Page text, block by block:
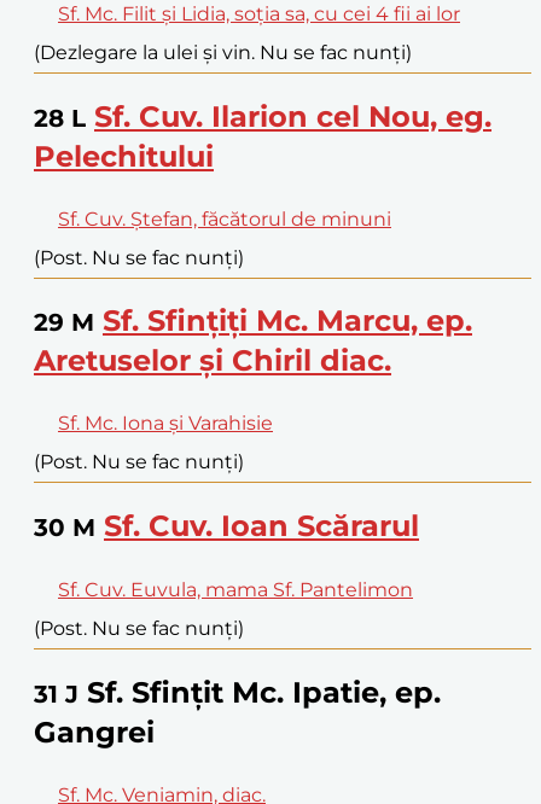
Sf. Mc. Filit și Lidia, soția sa, cu cei 4 fii ai lor
(Dezlegare la ulei și vin. Nu se fac nunți)
28 L Sf. Cuv. Ilarion cel Nou, eg.
Pelechitului
Sf. Cuv. Ștefan, făcătorul de minuni
(Post. Nu se fac nunți)
29 M Sf. Sfințiți Mc. Marcu, ep.
Aretuselor și Chiril diac.
Sf. Mc. Iona și Varahisie
(Post. Nu se fac nunți)
30 M Sf. Cuv. Ioan Scărarul
Sf. Cuv. Euvula, mama Sf. Pantelimon
(Post. Nu se fac nunți)
31 J Sf. Sfințit Mc. Ipatie, ep.
Gangrei
Sf. Mc. Veniamin, diac.